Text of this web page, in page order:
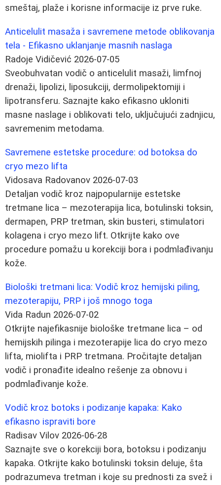
smeštaj, plaže i korisne informacije iz prve ruke.
Anticelulit masaža i savremene metode oblikovanja
tela - Efikasno uklanjanje masnih naslaga
Radoje Vidičević 2026-07-05
Sveobuhvatan vodič o anticelulit masaži, limfnoj
drenaži, lipolizi, liposukciji, dermolipektomiji i
lipotransferu. Saznajte kako efikasno ukloniti
masne naslage i oblikovati telo, uključujući zadnjicu,
savremenim metodama.
Savremene estetske procedure: od botoksa do
cryo mezo lifta
Vidosava Radovanov 2026-07-03
Detaljan vodič kroz najpopularnije estetske
tretmane lica – mezoterapija lica, botulinski toksin,
dermapen, PRP tretman, skin busteri, stimulatori
kolagena i cryo mezo lift. Otkrijte kako ove
procedure pomažu u korekciji bora i podmlađivanju
kože.
Biološki tretmani lica: Vodič kroz hemijski piling,
mezoterapiju, PRP i još mnogo toga
Vida Radun 2026-07-02
Otkrijte najefikasnije biološke tretmane lica – od
hemijskih pilinga i mezoterapije lica do cryo mezo
lifta, miolifta i PRP tretmana. Pročitajte detaljan
vodič i pronađite idealno rešenje za obnovu i
podmlađivanje kože.
Vodič kroz botoks i podizanje kapaka: Kako
efikasno ispraviti bore
Radisav Vilov 2026-06-28
Saznajte sve o korekciji bora, botoksu i podizanju
kapaka. Otkrijte kako botulinski toksin deluje, šta
podrazumeva tretman i koje su prednosti za svež i